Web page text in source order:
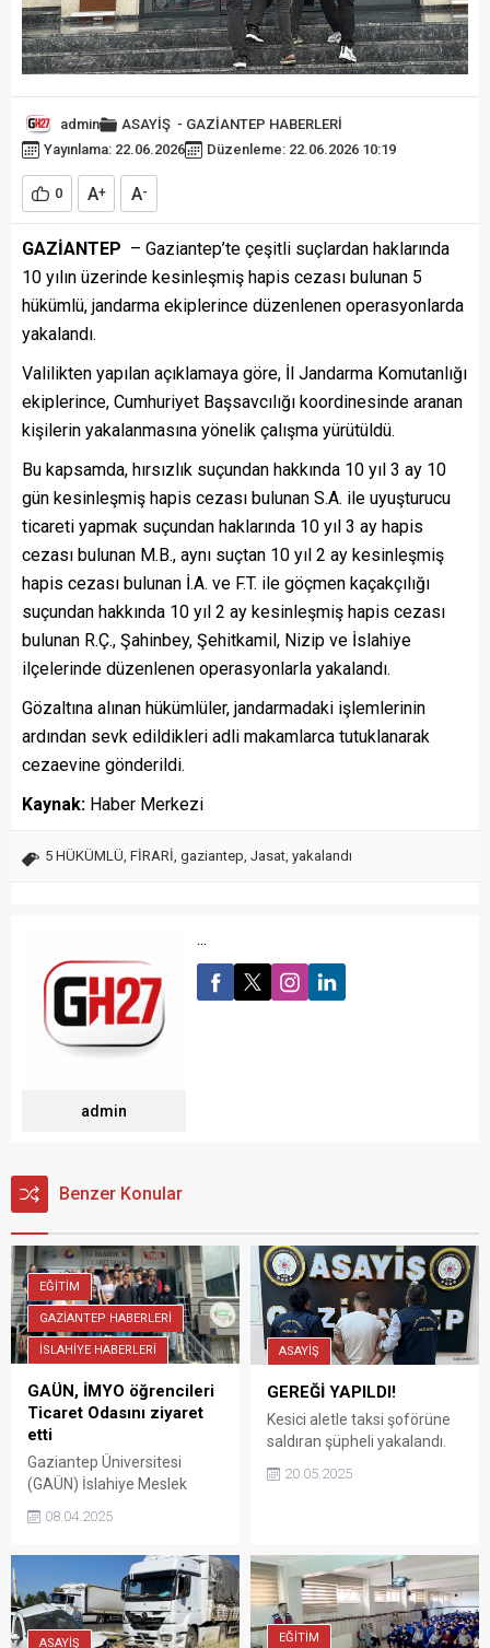
admin ASAYİŞ - GAZİANTEP HABERLERİ
Yayınlama: 22.06.2026
Düzenleme: 22.06.2026 10:19
0 A+ A-
GAZİANTEP – Gaziantep’te çeşitli suçlardan haklarında
10 yılın üzerinde kesinleşmiş hapis cezası bulunan 5
hükümlü, jandarma ekiplerince düzenlenen operasyonlarda
yakalandı.
Valilikten yapılan açıklamaya göre, İl Jandarma Komutanlığı
ekiplerince, Cumhuriyet Başsavcılığı koordinesinde aranan
kişilerin yakalanmasına yönelik çalışma yürütüldü.
Bu kapsamda, hırsızlık suçundan hakkında 10 yıl 3 ay 10
gün kesinleşmiş hapis cezası bulunan S.A. ile uyuşturucu
ticareti yapmak suçundan haklarında 10 yıl 3 ay hapis
cezası bulunan M.B., aynı suçtan 10 yıl 2 ay kesinleşmiş
hapis cezası bulunan İ.A. ve F.T. ile göçmen kaçakçılığı
suçundan hakkında 10 yıl 2 ay kesinleşmiş hapis cezası
bulunan R.Ç., Şahinbey, Şehitkamil, Nizip ve İslahiye
ilçelerinde düzenlenen operasyonlarla yakalandı.
Gözaltına alınan hükümlüler, jandarmadaki işlemlerinin
ardından sevk edildikleri adli makamlarca tutuklanarak
cezaevine gönderildi.
Kaynak: Haber Merkezi
5 HÜKÜMLÜ FİRARİ gaziantep Jasat yakalandı
admin
...
Benzer Konular
EĞİTİM
GAZİANTEP HABERLERİ
İSLAHİYE HABERLERİ
GAÜN, İMYO öğrencileri
Ticaret Odasını ziyaret
etti
Gaziantep Üniversitesi
(GAÜN) İslahiye Meslek
Yüksekokulu (İMYO)
Yönetim ve Organizasyon
öğrencileri İslahiye Ticaret
Odasını ziyaret etti.
08.04.2025
ASAYİŞ
GEREĞİ YAPILDI!
Kesici aletle taksi şoförüne
saldıran şüpheli yakalandı.
20.05.2025
ASAYİŞ EĞİTİM